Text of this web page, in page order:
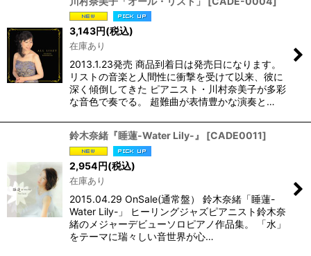
3,143円(税込)
在庫あり
2013.1.23発売 商品到着日は発売日になります。
リストの音楽と人間性に衝撃を受けて以来、彼に
深く傾倒してきた ピアニスト・川村奈美子が多彩
な音色で奏でる。 超難曲が表情豊かな演奏と…
鈴木奈緒『睡蓮-Water Lily-』 [CADE0011]
2,954円(税込)
在庫あり
2015.04.29 OnSale(通常盤） 鈴木奈緒「睡蓮-
Water Lily-」 ヒーリングジャズピアニスト鈴木奈
緒のメジャーデビューソロピアノ作品集。 「水」
をテーマに瑞々しい音世界が心…